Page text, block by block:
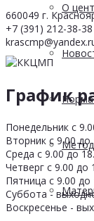
О
660049 г.
+7 (391) 212-38-38
График
Понедельник с
Вторник с 9.00 до
Среда с 9.00 до
Четверг с 9.00 до
Пятница с 9.00 до
Суббота -
Воскресенье -